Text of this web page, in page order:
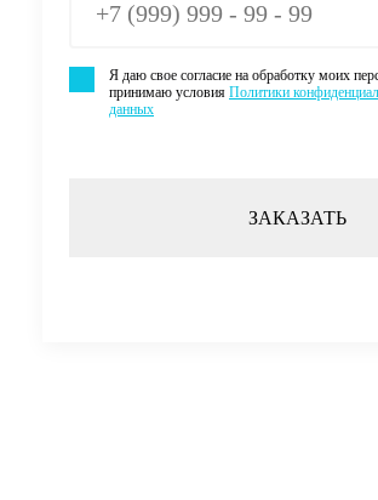
Я даю свое согласие на обработку моих
принимаю условия Политики
данных
ЗАКАЗАТЬ